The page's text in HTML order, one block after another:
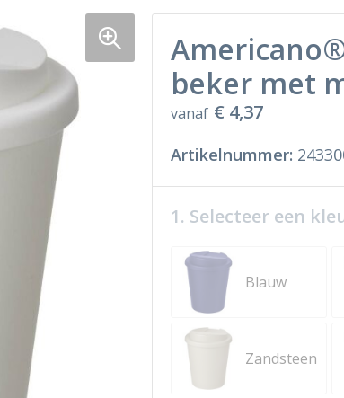
beker met
vanaf € 4,37
Artikelnummer:
1. Selecteer een
Blauw
Zandsteen